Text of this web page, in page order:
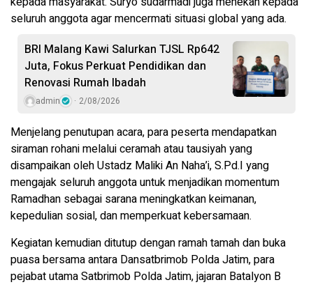
seluruh anggota agar mencermati situasi global yang ada.
BRI Malang Kawi Salurkan TJSL Rp642
Juta, Fokus Perkuat Pendidikan dan
Renovasi Rumah Ibadah
admin 2/08/2026
Menjelang penutupan acara, para peserta mendapatkan
siraman rohani melalui ceramah atau tausiyah yang
disampaikan oleh Ustadz Maliki An Naha’i, S.Pd.I yang
mengajak seluruh anggota untuk menjadikan momentum
Ramadhan sebagai sarana meningkatkan keimanan,
kepedulian sosial, dan memperkuat kebersamaan.
Kegiatan kemudian ditutup dengan ramah tamah dan buka
puasa bersama antara Dansatbrimob Polda Jatim, para
pejabat utama Satbrimob Polda Jatim, jajaran Batalyon B